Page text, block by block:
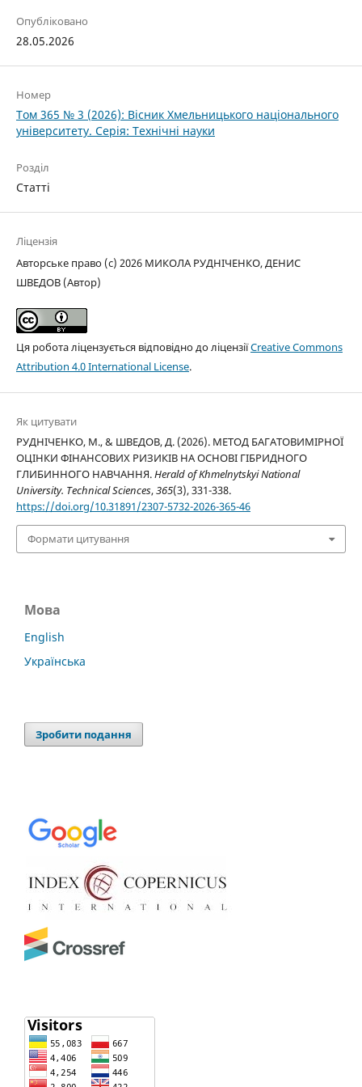
Опубліковано
28.05.2026
Номер
Том 365 № 3 (2026): Вісник Хмельницького національного
університету. Серія: Технічні науки
Розділ
Статті
Ліцензія
Авторське право (c) 2026 МИКОЛА РУДНІЧЕНКО, ДЕНИС
ШВЕДОВ (Автор)
Ця робота ліцензується відповідно до ліцензіїCreative Commons
Attribution 4.0 International License.
Як цитувати
РУДНІЧЕНКО, М., & ШВЕДОВ, Д. (2026). МЕТОД БАГАТОВИМІРНОЇ
ОЦІНКИ ФІНАНСОВИХ РИЗИКІВ НА ОСНОВІ ГІБРИДНОГО
ГЛИБИННОГО НАВЧАННЯ.Herald of Khmelnytskyi National
University. Technical Sciences,365(3), 331-338.
https://doi.org/10.31891/2307-5732-2026-365-46
Формати цитування
Мова
English
Українська
Зробити подання